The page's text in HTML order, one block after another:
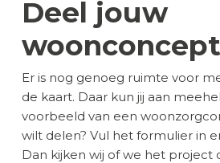
Deel jouw
Er is nog genoeg ruimte voor
de kaart. Daar kun jij aan
voorbeeld van een
wilt delen? Vul het formulier in
Dan kijken wij of we het project